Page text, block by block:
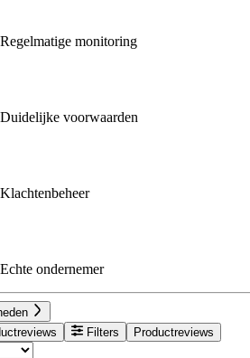
Regelmatige monitoring
Duidelijke voorwaarden
Klachtenbeheer
Echte ondernemer
Filters Productreviews